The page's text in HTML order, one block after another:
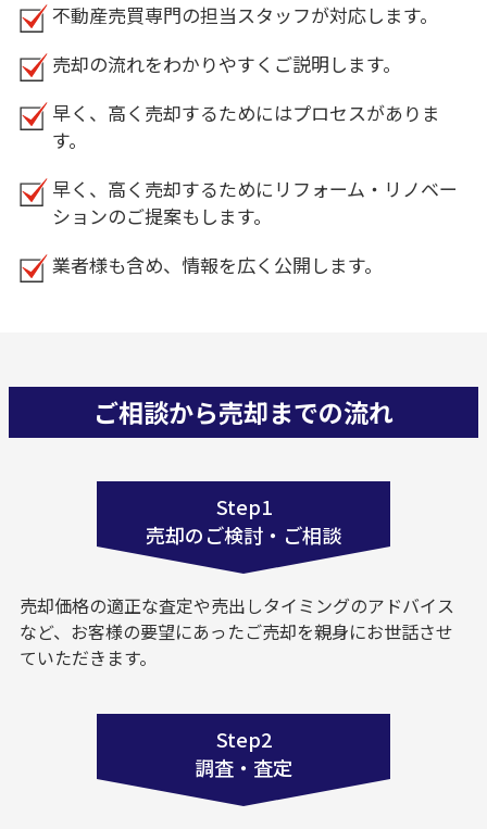
不動産売買専門の担当スタッフが対応します。
売却の流れをわかりやすくご説明します。
早く、高く売却するためにはプロセスがありま
す。
早く、高く売却するためにリフォーム・リノベー
ションのご提案もします。
業者様も含め、情報を広く公開します。
ご相談から売却までの流れ
Step1
売却のご検討・ご相談
売却価格の適正な査定や売出しタイミングのアドバイス
など、お客様の要望にあったご売却を親身にお世話させ
ていただきます。
Step2
調査・査定